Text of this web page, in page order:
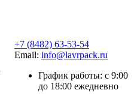
+7 (8482) 63-53-54
Email: info@lavrpack.ru
График работы: с 9:00
до 18:00 ежедневно